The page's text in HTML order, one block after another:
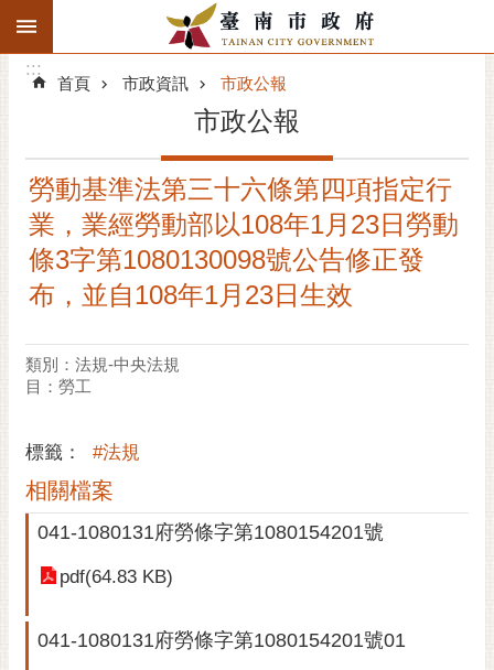
跳到主要內容區塊
搜
階
精彩府城
市府動態
市府團隊
主題服務
市民互動
螢
:::
:::
首頁 市政資訊 市政公報
市政公報
勞動基準法第三十六條第四項指定行
業，業經勞動部以108年1月23日勞動
條3字第1080130098號公告修正發
布，並自108年1月23日生效
類別：法規-中央法規
目：勞工
標籤： #法規
相關檔案
041-1080131府勞條字第1080154201號
pdf(64.83 KB)
041-1080131府勞條字第1080154201號01